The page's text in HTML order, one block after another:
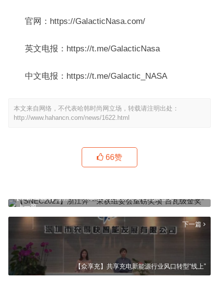
官网：https://GalacticNasa.com/
英文电报：https://t.me/GalacticNasa
中文电报：https://t.me/Galactic_NASA
本文来自网络，不代表哈韩时尚网立场，转载请注明出处：
http://www.hahancn.com/news/1622.html
66赞
上一篇
【SNEC2021】浙江奔一荣获组委会重磅奖项“吉瓦级金奖”
下一篇
【众享充】共享充电新能源行业风口转型“线上”